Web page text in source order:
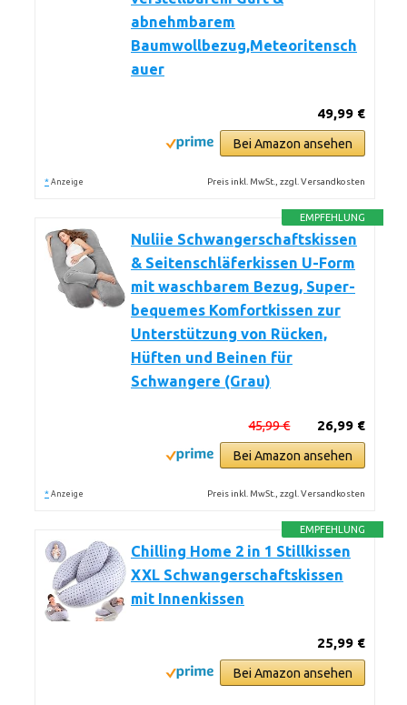
abnehmbarem
Baumwollbezug,Meteoritensch
auer
49,99 €
Bei Amazon ansehen
* Anzeige Preis inkl. MwSt., zzgl. Versandkosten
EMPFEHLUNG
Nuliie Schwangerschaftskissen
& Seitenschläferkissen U-Form
mit waschbarem Bezug, Super-
bequemes Komfortkissen zur
Unterstützung von Rücken,
Hüften und Beinen für
Schwangere (Grau)
26,99 €
45,99 €
Bei Amazon ansehen
* Anzeige Preis inkl. MwSt., zzgl. Versandkosten
EMPFEHLUNG
Chilling Home 2 in 1 Stillkissen
XXL Schwangerschaftskissen
mit Innenkissen
25,99 €
Bei Amazon ansehen